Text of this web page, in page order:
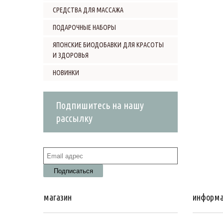
СРЕДСТВА ДЛЯ МАССАЖА
ПОДАРОЧНЫЕ НАБОРЫ
ЯПОНСКИЕ БИОДОБАВКИ ДЛЯ КРАСОТЫ
И ЗДОРОВЬЯ
НОВИНКИ
Подпишитесь на нашу
рассылку
магазин